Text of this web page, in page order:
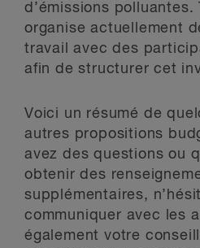
d’émissions
organise actuellement
travail avec des
afin de structurer cet
Voici un résumé de
autres propositions
avez des questions ou
obtenir des
supplémentaires,
communiquer avec les
également votre